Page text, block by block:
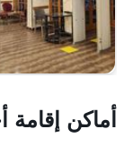
أماكن